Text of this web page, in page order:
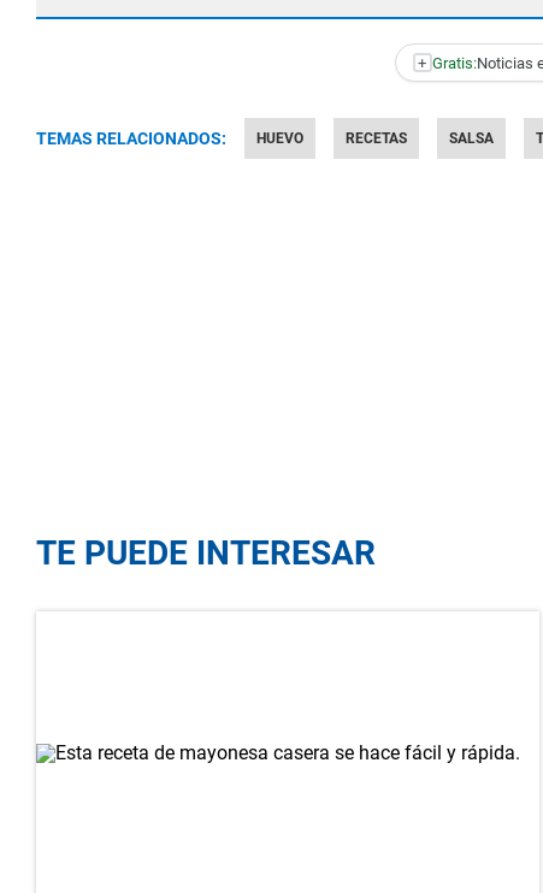
+ Gratis:Noticias
TEMAS RELACIONADOS: HUEVO RECETAS SALSA
TE PUEDE INTERESAR